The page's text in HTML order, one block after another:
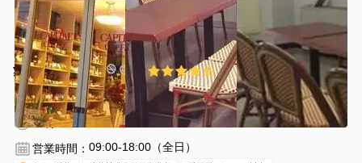
¥880 〜 ¥1320 /時間 4.1 (8件)
千石駅 徒歩3分東京都文京区本駒込6-1-9
1〜10名
30分〜
営業時間： 09:00-18:00（全日）